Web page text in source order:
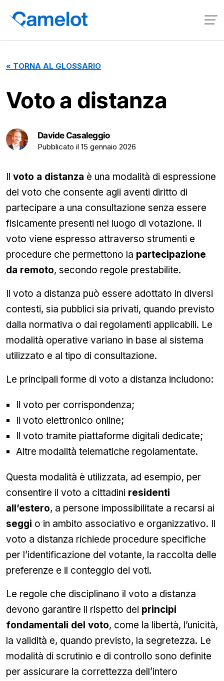
« TORNA AL GLOSSARIO
Voto a distanza
Davide Casaleggio
Pubblicato il 15 gennaio 2026
Il voto a distanza è una modalità di espressione
del voto che consente agli aventi diritto di
partecipare a una consultazione senza essere
fisicamente presenti nel luogo di votazione. Il
voto viene espresso attraverso strumenti e
procedure che permettono la partecipazione
da remoto, secondo regole prestabilite.
Il voto a distanza può essere adottato in diversi
contesti, sia pubblici sia privati, quando previsto
dalla normativa o dai regolamenti applicabili. Le
modalità operative variano in base al sistema
utilizzato e al tipo di consultazione.
Le principali forme di voto a distanza includono:
Il voto per corrispondenza;
Il voto elettronico online;
Il voto tramite piattaforme digitali dedicate;
Altre modalità telematiche regolamentate.
Questa modalità è utilizzata, ad esempio, per
consentire il voto a cittadini residenti
all’estero, a persone impossibilitate a recarsi ai
seggi o in ambito associativo e organizzativo. Il
voto a distanza richiede procedure specifiche
per l’identificazione del votante, la raccolta delle
preferenze e il conteggio dei voti.
Le regole che disciplinano il voto a distanza
devono garantire il rispetto dei principi
fondamentali del voto, come la libertà, l’unicità,
la validità e, quando previsto, la segretezza. Le
modalità di scrutinio e di controllo sono definite
per assicurare la correttezza dell’intero